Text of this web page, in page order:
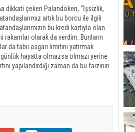
dikkati çeken Palandöken, “İşsizlik,
artık bu borcu ile ilgili
bu kredi kartıyla olan
rakamlar olarak da verdim. Bunların
da tabii asgari limitini yatırmak
günlük hayatta olmazsa olmazı yerine
yapılandırdığı zaman da bu faizinin